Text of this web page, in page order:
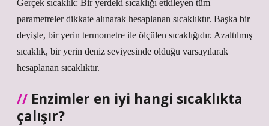
Gerçek sıcaklık: Bir yerdeki sıcaklığı etkileyen tüm
parametreler dikkate alınarak hesaplanan sıcaklıktır. Başka bir
deyişle, bir yerin termometre ile ölçülen sıcaklığıdır. Azaltılmış
sıcaklık, bir yerin deniz seviyesinde olduğu varsayılarak
hesaplanan sıcaklıktır.
Enzimler en iyi hangi sıcaklıkta
çalışır?